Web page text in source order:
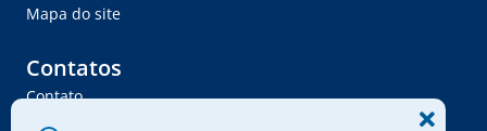
Mapa do site
Contatos
Contato
Trabalhe Conosco